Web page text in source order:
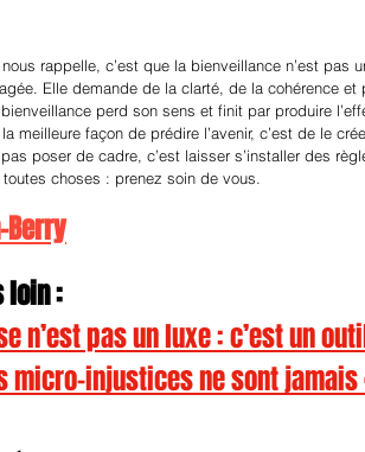
rappelle, c’est que la bienveillance n’est pas
Elle demande de la clarté, de la cohérence
perd son sens et finit par produire
meilleure façon de prédire l’avenir, c’est de le
poser de cadre, c’est laisser s’installer des
choses : prenez soin de vous.
Berry
loin :
n’est pas un luxe : c’est un
micro-injustices ne sont